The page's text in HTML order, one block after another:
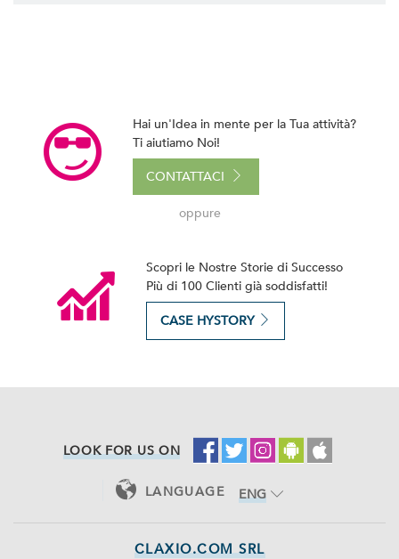
Hai un'Idea in mente per la Tua attività?
Ti aiutiamo Noi!
CONTATTACI
oppure
Scopri le Nostre Storie di Successo
Più di 100 Clienti già soddisfatti!
CASE HYSTORY
LOOK FOR US ON
LANGUAGE
ENG
CLAXIO.COM SRL